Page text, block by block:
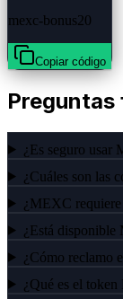
mexc-bonus20
Copiar código
¿Es seguro usar
¿Cuáles son las
¿MEXC
¿Está
¿Cómo reclamo
¿Qué es el